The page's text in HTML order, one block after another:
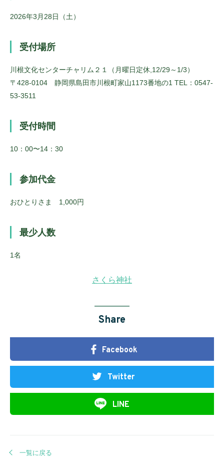
2026年3月28日（土）
受付場所
川根文化センターチャリム２１（月曜日定休,12/29～1/3）
〒428-0104 静岡県島田市川根町家山1173番地の1 TEL：0547-
53-3511
受付時間
10：00〜14：30
参加代金
おひとりさま 1,000円
最少人数
1名
さくら神社
Share
Facebook
Twitter
LINE
一覧に戻る